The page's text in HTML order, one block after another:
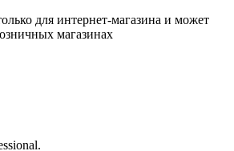
для интернет-магазина и может
магазинах